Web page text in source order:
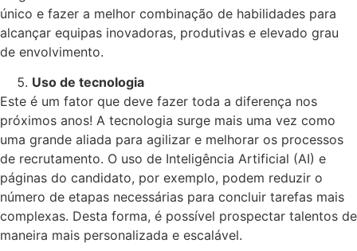
único e fazer a melhor combinação de habilidades para
alcançar equipas inovadoras, produtivas e elevado grau
de envolvimento.
Uso de tecnologia
Este é um fator que deve fazer toda a diferença nos
próximos anos! A tecnologia surge mais uma vez como
uma grande aliada para agilizar e melhorar os processos
de recrutamento. O uso de Inteligência Artificial (AI) e
páginas do candidato, por exemplo, podem reduzir o
número de etapas necessárias para concluir tarefas mais
complexas. Desta forma, é possível prospectar talentos de
maneira mais personalizada e escalável.